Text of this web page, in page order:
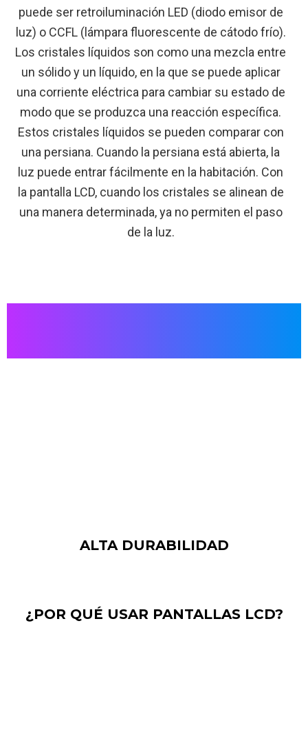
puede ser retroiluminación LED (diodo emisor de
luz) o CCFL (lámpara fluorescente de cátodo frío).
Los cristales líquidos son como una mezcla entre
un sólido y un líquido, en la que se puede aplicar
una corriente eléctrica para cambiar su estado de
modo que se produzca una reacción específica.
Estos cristales líquidos se pueden comparar con
una persiana. Cuando la persiana está abierta, la
luz puede entrar fácilmente en la habitación. Con
la pantalla LCD, cuando los cristales se alinean de
una manera determinada, ya no permiten el paso
de la luz.
ALTA DURABILIDAD
¿POR QUÉ USAR PANTALLAS LCD?